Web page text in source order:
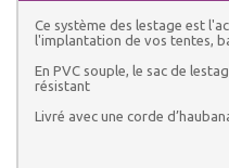
Ce système des lestage est
l'implantation de vos tentes,
En PVC souple, le sac de
résistant
Livré avec une corde